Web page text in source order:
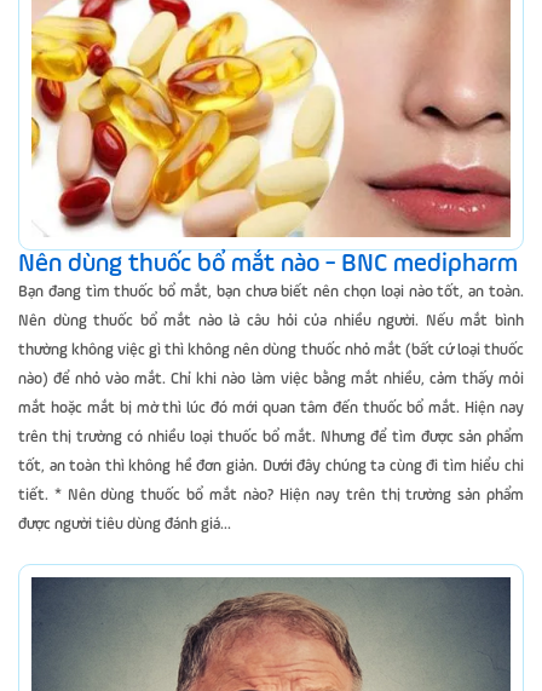
Nên dùng thuốc bổ mắt nào - BNC medipharm
Bạn đang tìm thuốc bổ mắt, bạn chưa biết nên chọn loại nào tốt, an toàn.
Nên dùng thuốc bổ mắt nào là câu hỏi của nhiều người. Nếu mắt bình
thường không việc gì thì không nên dùng thuốc nhỏ mắt (bất cứ loại thuốc
nào) để nhỏ vào mắt. Chỉ khi nào làm việc bằng mắt nhiều, cảm thấy mỏi
mắt hoặc mắt bị mờ thì lúc đó mới quan tâm đến thuốc bổ mắt. Hiện nay
trên thị trường có nhiều loại thuốc bổ mắt. Nhưng để tìm được sản phẩm
tốt, an toàn thì không hề đơn giản. Dưới đây chúng ta cùng đi tìm hiểu chi
tiết. * Nên dùng thuốc bổ mắt nào? Hiện nay trên thị trường sản phẩm
được người tiêu dùng đánh giá...